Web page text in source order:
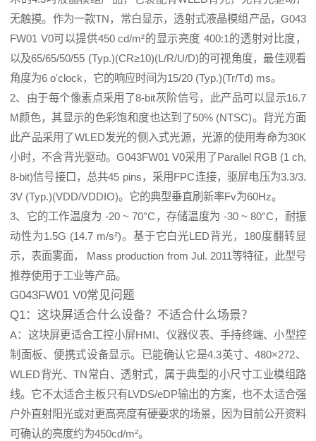
无触摸。作为一款TN，常白显示，透射式液晶模组产品，G043
FW01 V0可以提供450 cd/m²的显示亮度 400:1的透射对比度，
以及65/65/50/55 (Typ.)(CR≥10)(L/R/U/D)的可视角度，最佳观看
角度为6 o'clock，它的响应时间为15/20 (Typ.)(Tr/Td) ms。
2、由于每个像素点采用了8-bit灰阶信号，此产品可以显示16.7
M颜色，其显示的色彩饱和度也达到了50% (NTSC)。背光方面
此产品采用了WLED发光的侧入式光源，光源的使用寿命为30K
小时，不含背光驱动。G043FW01 V0采用了Parallel RGB (1 ch,
8-bit)信号接口，总共45 pins，采用FPC连接，驱屏电压为3.3/3.
3V (Typ.)(VDD/VDDIO)。它的典型垂直刷新率Fv为60Hz。
3、它的工作温度为 -20 ~ 70°C，存储温度为 -30 ~ 80°C，耐振
动性为1.5G (14.7 m/s²)。基于它白光LED背光，180度翻转显
示，表面雾面， Mass production from Jul. 2011等特征，此型号
推荐使用于工业等产品。
G043FW01 V0常见问题
Q1：这块屏适合什么设备？不适合什么场景？
A：这块屏更适合工控小屏HMI、仪器仪表、手持终端、小型控
制面板、便携式设备显示。已能确认它是4.3英寸、480×272、
WLED背光、TN常白、透射式，属于典型的小尺寸工业模组路
线。它不太适合主板只有LVDS/eDP输出的方案，也不太适合强
户外直射阳光或对更高亮度有硬要求的场景，因为目前公开资料
可确认的亮度约为450cd/m²。